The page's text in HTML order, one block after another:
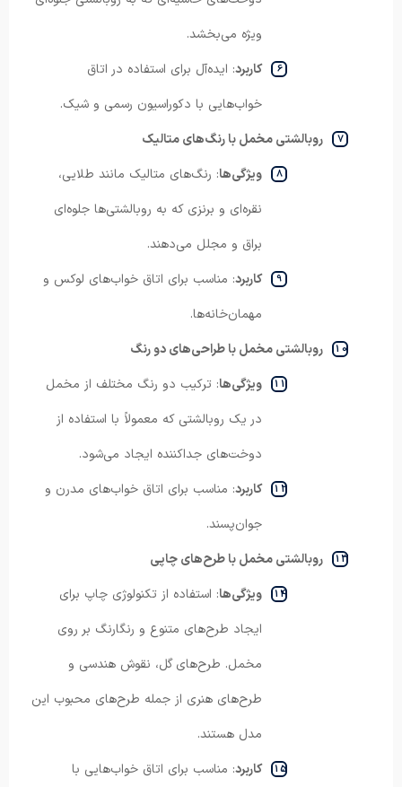
ویژه می‌بخشد.
کاربرد: ایده‌آل برای استفاده در اتاق
خواب‌هایی با دکوراسیون رسمی و شیک.
روبالشتی مخمل با رنگ‌های متالیک
ویژگی‌ها: رنگ‌های متالیک مانند طلایی،
نقره‌ای و برنزی که به روبالشتی‌ها جلوه‌ای
براق و مجلل می‌دهند.
کاربرد: مناسب برای اتاق خواب‌های لوکس و
مهمان‌خانه‌ها.
روبالشتی مخمل با طراحی‌های دو رنگ
ویژگی‌ها: ترکیب دو رنگ مختلف از مخمل
در یک روبالشتی که معمولاً با استفاده از
دوخت‌های جداکننده ایجاد می‌شود.
کاربرد: مناسب برای اتاق خواب‌های مدرن و
جوان‌پسند.
روبالشتی مخمل با طرح‌های چاپی
ویژگی‌ها: استفاده از تکنولوژی چاپ برای
ایجاد طرح‌های متنوع و رنگارنگ بر روی
مخمل. طرح‌های گل، نقوش هندسی و
طرح‌های هنری از جمله طرح‌های محبوب این
مدل هستند.
کاربرد: مناسب برای اتاق خواب‌هایی با